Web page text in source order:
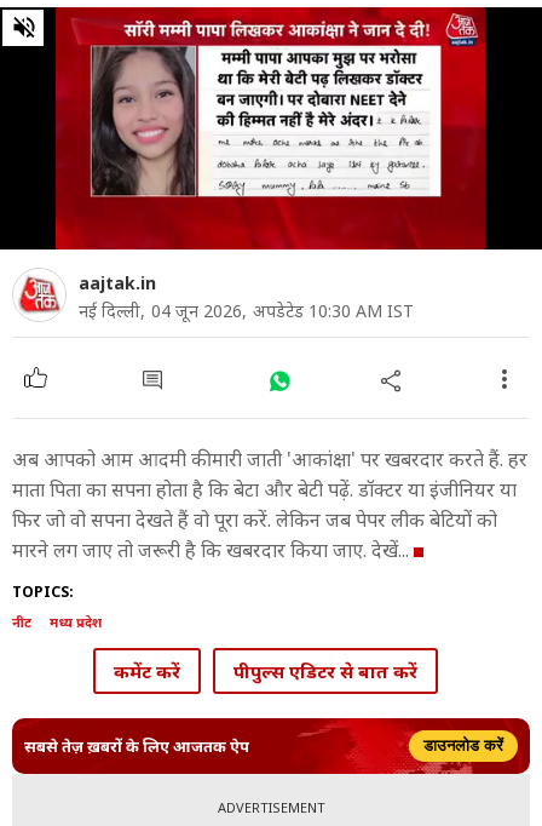
0
of
aajtak.in
नई दिल्ली, 04 जून 2026, अपडेटेड 10:30 AM IST
अब आपको आम आदमी की मारी जाती 'आकांक्षा' पर खबरदार करते हैं. हर
माता पिता का सपना होता है कि बेटा और बेटी पढ़ें. डॉक्टर या इंजीनियर या
फिर जो वो सपना देखते हैं वो पूरा करें. लेकिन जब पेपर लीक बेटियों को
मारने लग जाए तो जरूरी है कि खबरदार किया जाए. देखें...
TOPICS:
नीट मध्य प्रदेश
कमेंट करें पीपुल्स एडिटर से बात करें
सबसे तेज़ ख़बरों के लिए आजतक ऐप डाउनलोड करें
ADVERTISEMENT